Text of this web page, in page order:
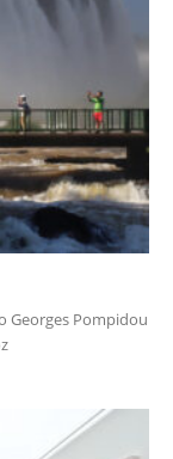
Georges Pompidou